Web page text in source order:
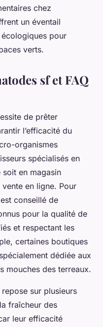
chez
un éventail
écologiques pour
verts.
sf et FAQ
de prêter
l’efficacité du
organismes
spécialisés en
en magasin
en ligne. Pour
conseillé de
pour la qualité de
et respectant les
certaines boutiques
dédiée aux
mouches des terreaux.
sur plusieurs
fraîcheur des
leur efficacité